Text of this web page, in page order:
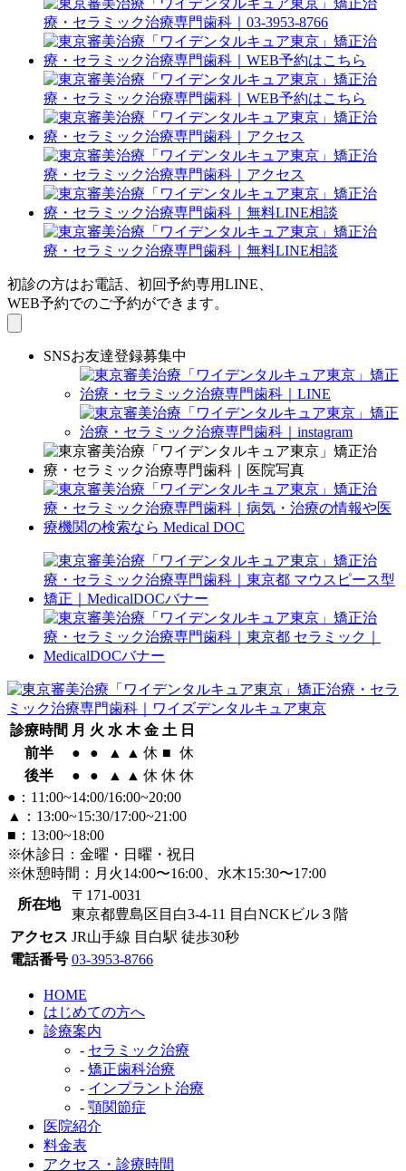
初診の方はお電話、初回予約専用LINE、
WEB予約でのご予約ができます。
SNSお友達登録募集中
診療時間 月 火 水 木 金 土 日
前半
● ● ▲ ▲ 休 ■
休
後半
● ● ▲ ▲ 休 休 休
●：11:00~14:00/16:00~20:00
▲：13:00~15:30/17:00~21:00
■：13:00~18:00
※休診日：金曜・日曜・祝日
※休憩時間：月火14:00〜16:00、水木15:30〜17:00
所在地
〒171-0031
東京都豊島区目白3-4-11 目白NCKビル３階
アクセス JR山手線 目白駅 徒歩30秒
電話番号 03-3953-8766
HOME
はじめての方へ
診療案内
- セラミック治療
- 矯正歯科治療
- インプラント治療
- 顎関節症
医院紹介
料金表
アクセス・診療時間